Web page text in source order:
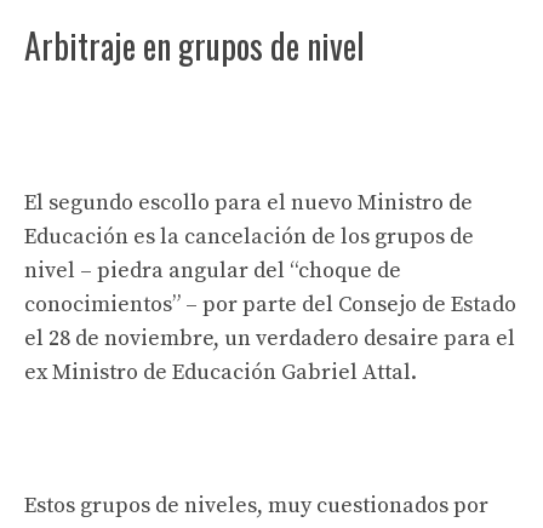
Arbitraje en grupos de nivel
El segundo escollo para el nuevo Ministro de
Educación es la cancelación de los grupos de
nivel – piedra angular del “choque de
conocimientos” – por parte del Consejo de Estado
el 28 de noviembre, un verdadero desaire para el
ex Ministro de Educación Gabriel Attal.
Estos grupos de niveles, muy cuestionados por